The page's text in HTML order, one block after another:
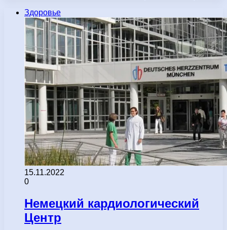
Здоровье
15.11.2022
0
Немецкий кардиологический
Центр